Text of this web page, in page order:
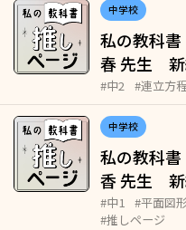
中学校
私の教科
春 先生
#中2 #連立方
中学校
私の教科
香 先生
#中1 #平面図形
#推しページ